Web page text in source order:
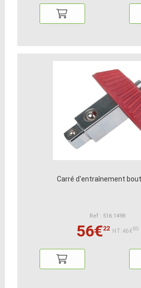
Carré d'entraînement
Ref : 516.1498
56€22 HT:46€85